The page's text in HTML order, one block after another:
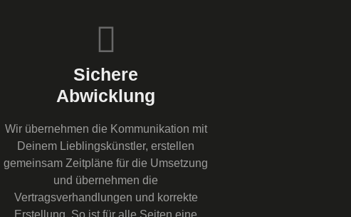
Sichere
Abwicklung
Wir übernehmen die Kommunikation mit
Deinem Lieblingskünstler, erstellen
gemeinsam Zeitpläne für die Umsetzung
und übernehmen die
Vertragsverhandlungen und korrekte
Erstellung. So ist für alle Seiten eine